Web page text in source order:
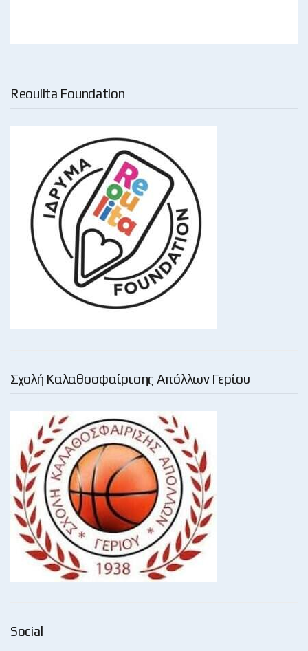
Reoulita Foundation
Σχολή Καλαθοσφαίρισης Απόλλων Γερίου
Social